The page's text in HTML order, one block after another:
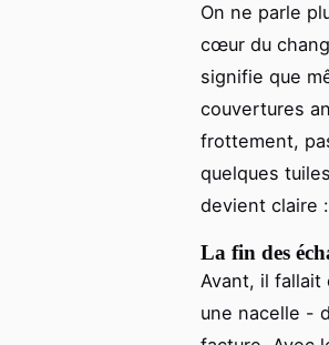
On ne parle
cœur du
signifie que
couvertures
frottement,
quelques
devient claire
La fin des
Avant, il fallait
une nacelle -